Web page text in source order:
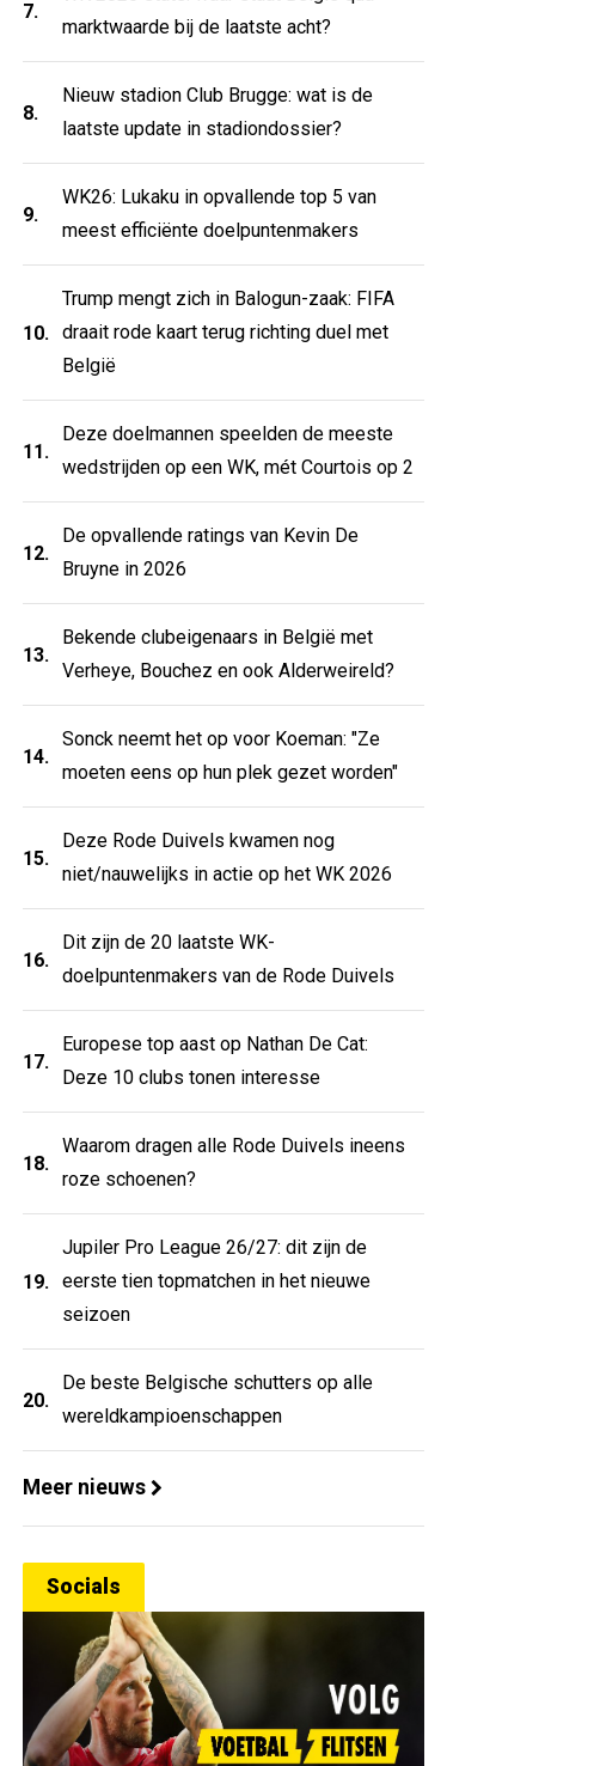
7.
marktwaarde bij de laatste acht?
8.
Nieuw stadion Club Brugge: wat is de
laatste update in stadiondossier?
9.
WK26: Lukaku in opvallende top 5 van
meest efficiënte doelpuntenmakers
10.
Trump mengt zich in Balogun-zaak: FIFA
draait rode kaart terug richting duel met
België
11.
Deze doelmannen speelden de meeste
wedstrijden op een WK, mét Courtois op 2
12.
De opvallende ratings van Kevin De
Bruyne in 2026
13.
Bekende clubeigenaars in België met
Verheye, Bouchez en ook Alderweireld?
14.
Sonck neemt het op voor Koeman: "Ze
moeten eens op hun plek gezet worden"
15.
Deze Rode Duivels kwamen nog
niet/nauwelijks in actie op het WK 2026
16.
Dit zijn de 20 laatste WK-
doelpuntenmakers van de Rode Duivels
17.
Europese top aast op Nathan De Cat:
Deze 10 clubs tonen interesse
18.
Waarom dragen alle Rode Duivels ineens
roze schoenen?
19.
Jupiler Pro League 26/27: dit zijn de
eerste tien topmatchen in het nieuwe
seizoen
20.
De beste Belgische schutters op alle
wereldkampioenschappen
Meer nieuws
Socials